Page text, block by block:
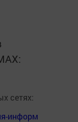
сетях:
информ